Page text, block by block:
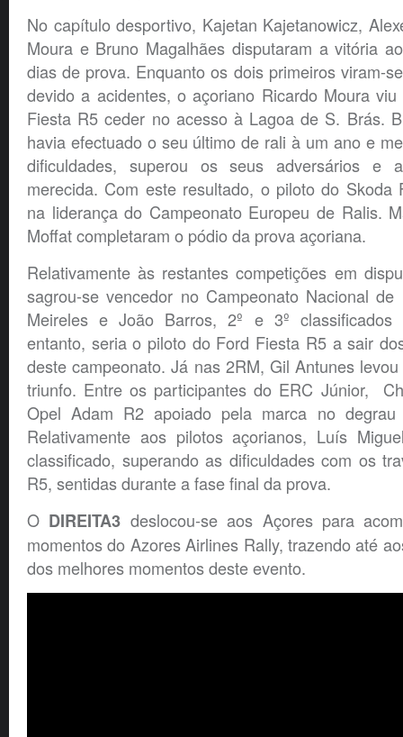
No capítulo desportivo, Kajetan Kajetanowicz,
Moura e Bruno Magalhães disputaram a vitória
dias de prova. Enquanto os dois primeiros viram-
devido a acidentes, o açoriano Ricardo Moura
Fiesta R5 ceder no acesso à Lagoa de S. Brás.
havia efectuado o seu último de rali à um ano e
dificuldades, superou os seus adversários e
merecida. Com este resultado, o piloto do Skoda
na liderança do Campeonato Europeu de Ralis.
Moffat completaram o pódio da prova açoriana.
Relativamente às restantes competições em
sagrou-se vencedor no Campeonato Nacional
Meireles e João Barros, 2º e 3º classificados
entanto, seria o piloto do Ford Fiesta R5 a sair
deste campeonato. Já nas 2RM, Gil Antunes
triunfo. Entre os participantes do ERC Júnior,
Opel Adam R2 apoiado pela marca no
Relativamente aos pilotos açorianos, Luís
classificado, superando as dificuldades com os
R5, sentidas durante a fase final da prova.
O DIREITA3 deslocou-se aos Açores para
momentos do Azores Airlines Rally, trazendo até
dos melhores momentos deste evento.